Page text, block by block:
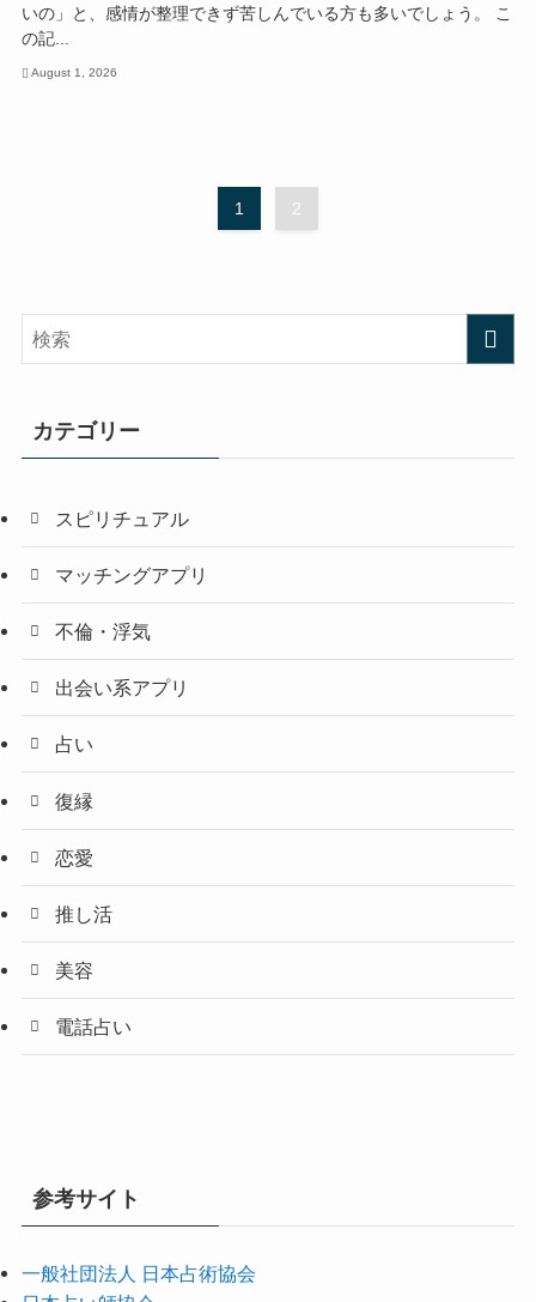
いの」と、感情が整理できず苦しんでいる方も多いでしょう。 こ
の記...
August 1, 2026
1 2
カテゴリー
スピリチュアル
マッチングアプリ
不倫・浮気
出会い系アプリ
占い
復縁
恋愛
推し活
美容
電話占い
参考サイト
一般社団法人 日本占術協会